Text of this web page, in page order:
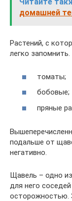
домашней
Растений, с
легко
томаты;
бобовые;
пряные
подальше от
негативно.
Щавель – одно
для него
осторожностью.